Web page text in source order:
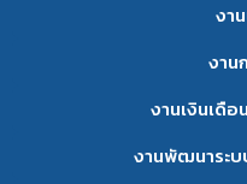
งา
งาน
งานเงินเดื
งานพัฒนาระ